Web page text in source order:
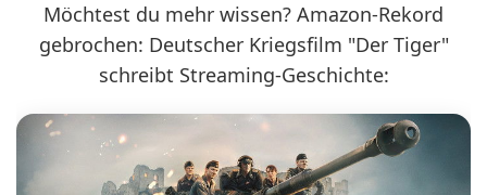
Möchtest du mehr wissen? Amazon-Rekord
gebrochen: Deutscher Kriegsfilm "Der Tiger"
schreibt Streaming-Geschichte: